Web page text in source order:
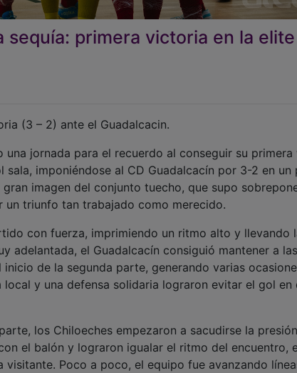
sequía: primera victoria en la
(3 – 2) ante el Guadalcacin.
una jornada para el recuerdo al conseguir su
sala, imponiéndose al CD Guadalcacín por 3-2 en
imagen del conjunto tuecho, que supo
triunfo tan trabajado como merecido.
con fuerza, imprimiendo un ritmo alto y llevando
adelantada, el Guadalcacín consiguió mantener a
de la segunda parte, generando varias
y una defensa solidaria lograron evitar el gol en
los Chiloeches empezaron a sacudirse la
el balón y lograron igualar el ritmo del encuentro,
visitante. Poco a poco, el equipo fue avanzando